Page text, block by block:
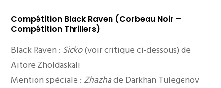
Compétition Black Raven (Corbeau Noir –
Compétition Thrillers)
Black Raven : Sicko(voir critique ci-dessous) de
Aitore Zholdaskali
Mention spéciale : Zhazhade Darkhan Tulegenov